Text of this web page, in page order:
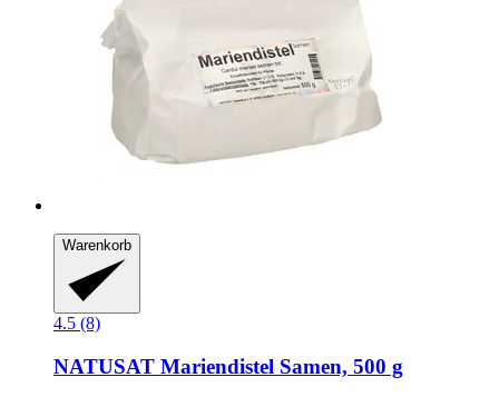
Warenkorb
4.5 (8)
NATUSAT Mariendistel Samen, 500 g